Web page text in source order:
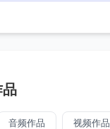
品
音频作品 视频作品